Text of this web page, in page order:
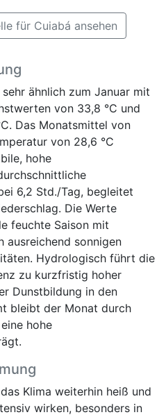
für Cuiabá ansehen
ähnlich zum Januar mit
von 33,8 °C und
Das Monatsmittel von
von 28,6 °C
hohe
6,2 Std./Tag, begleitet
Die Werte
feuchte Saison mit
ausreichend sonnigen
Hydrologisch führt die
zu kurzfristig hoher
Dunstbildung in den
bleibt der Monat durch
hohe
Klima weiterhin heiß und
wirken, besonders in